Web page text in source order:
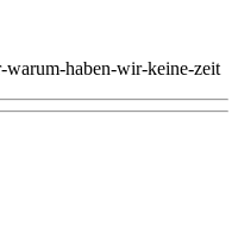
haben-wir-keine-zeit